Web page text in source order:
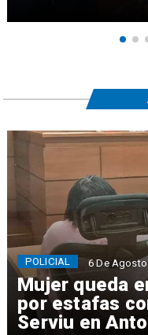
Mujer queda
por estafas
Serviu en
POLICIAL 6 De Agosto